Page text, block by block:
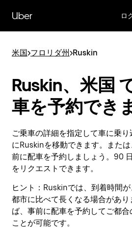
Uber ロ
米国>フロリダ州>Ruskin
Ruskin、米国
車を予約でき
ご乗車の詳細を指定して車に乗
にRuskinを移動できます。また
前に配車を予約しましょう。90
をリクエストできます。
ヒント： Ruskinでは、到着時間
都市に比べて長くなる場合があ
ば、事前に配車を予約してご都
ことが可能です。